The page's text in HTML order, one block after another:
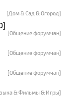
[Дом & Сад & Огород]
[Общение форумчан]
[Общение форумчан]
[Общение форумчан]
& Фильмы & Игры]